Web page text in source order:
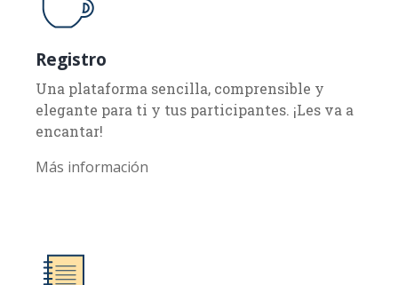
Registro
Una plataforma sencilla, comprensible y
elegante para ti y tus participantes. ¡Les va a
encantar!